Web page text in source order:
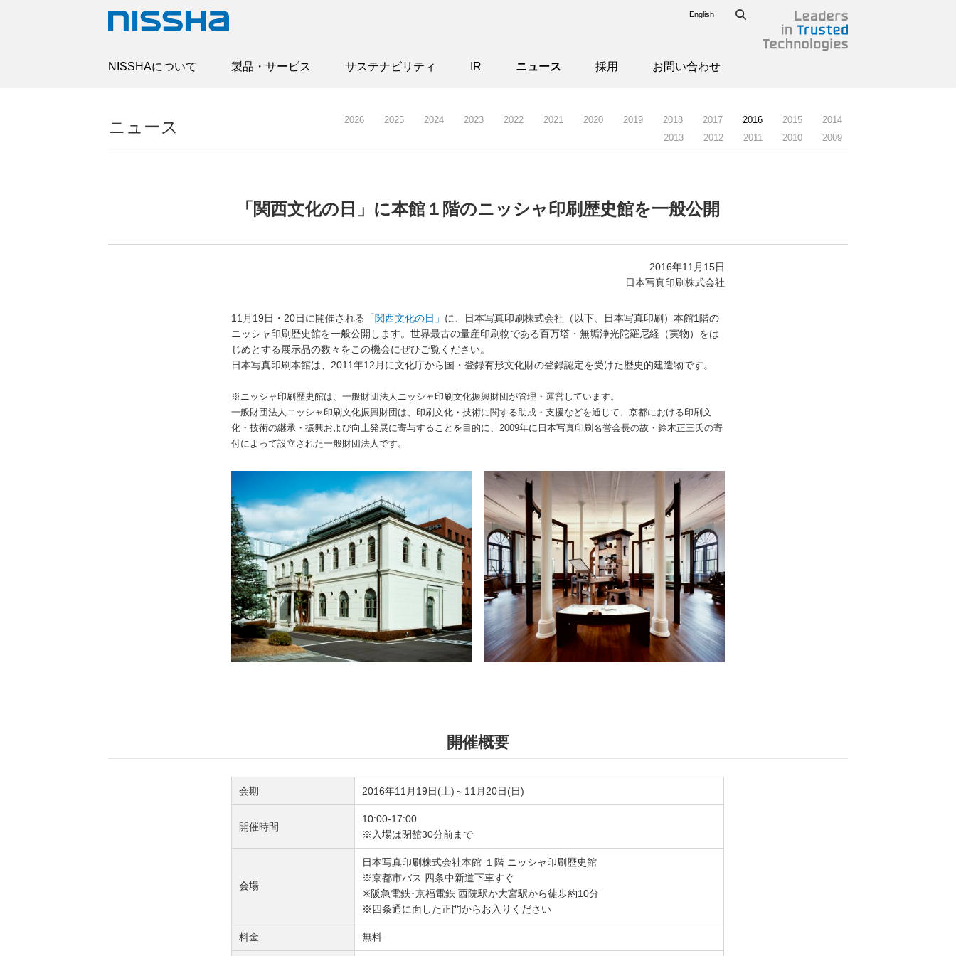
English
NISSHAについて 製品・サービス サステナビリティ IR ニュース 採用 お問い合わせ
ニュース 2026 2025 2024 2023 2022 2021 2020 2019 2018 2017 2016 2015
2014
2013
2012 2011 2010 2009
「関西文化の日」に本館１階のニッシャ印刷歴史館を一般公開
2016年11月15日
日本写真印刷株式会社
11月19日・20日に開催される 「関西文化の日」 に、日本写真印刷株式会社（以下、日本写真印刷）本館1階の
ニッシャ印刷歴史館を一般公開します。世界最古の量産印刷物である百万塔・無垢浄光陀羅尼経（実物）をは
じめとする展示品の数々をこの機会にぜひご覧ください。
日本写真印刷本館は、2011年12月に文化庁から国・登録有形文化財の登録認定を受けた歴史的建造物です。
※ニッシャ印刷歴史館は、一般財団法人ニッシャ印刷文化振興財団が管理・運営しています。
一般財団法人ニッシャ印刷文化振興財団は、印刷文化・技術に関する助成・支援などを通じて、京都における印刷文
化・技術の継承・振興および向上発展に寄与することを目的に、2009年に日本写真印刷名誉会長の故・鈴木正三氏の寄
付によって設立された一般財団法人です。
開催概要
会期 2016年11月19日(土)～11月20日(日)
開催時間
10:00-17:00
※入場は閉館30分前まで
会場
日本写真印刷株式会社本館 １階 ニッシャ印刷歴史館
※京都市バス 四条中新道下車すぐ
※阪急電鉄･京福電鉄 西院駅か大宮駅から徒歩約10分
※四条通に面した正門からお入りください
料金 無料